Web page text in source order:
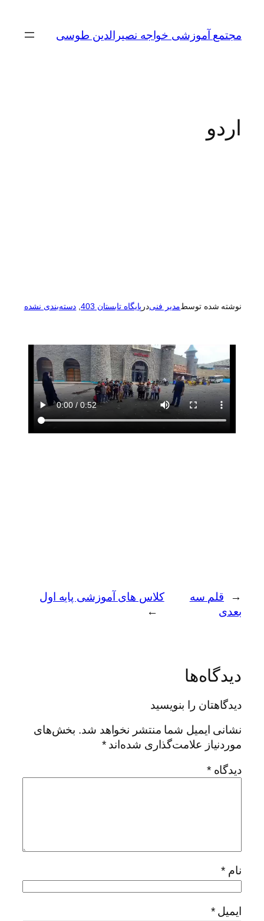
مجتمع آموزشی خواجه نصیرالدین طوسی
اردو
نوشته شده توسطمدیر فنیدر پایگاه تابستان 403 , دسته‌بندی نشده
←
قلم سه
بعدی
کلاس های آموزشی پایه اول
→
دیدگاه‌ها
دیدگاهتان را بنویسید
نشانی ایمیل شما منتشر نخواهد شد. بخش‌های
موردنیاز علامت‌گذاری شده‌اند*
دیدگاه*
نام *
ایمیل*